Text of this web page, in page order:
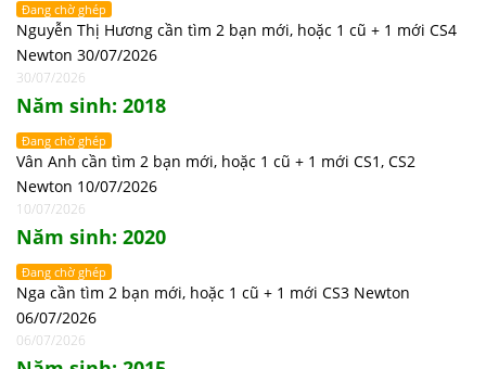
Đang chờ ghép
Nguyễn Thị Hương cần tìm 2 bạn mới, hoặc 1 cũ + 1 mới CS4
Newton 30/07/2026
30/07/2026
Năm sinh: 2018
Đang chờ ghép
Vân Anh cần tìm 2 bạn mới, hoặc 1 cũ + 1 mới CS1, CS2
Newton 10/07/2026
10/07/2026
Năm sinh: 2020
Đang chờ ghép
Nga cần tìm 2 bạn mới, hoặc 1 cũ + 1 mới CS3 Newton
06/07/2026
06/07/2026